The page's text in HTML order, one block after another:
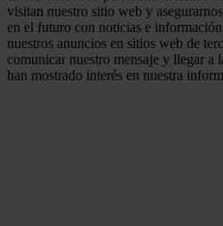
visitan nuestro sitio web y
en el futuro con noticias e
nuestros anuncios en sitios web de
comunicar nuestro mensaje y llegar a
han mostrado interés en nuestra